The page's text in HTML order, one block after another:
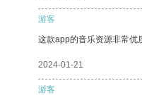
游客
这款app的音乐资源非常优
2024-01-21
游客